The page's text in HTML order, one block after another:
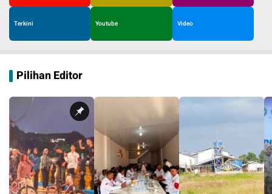
Terkini Youtube Video
Pilihan Editor